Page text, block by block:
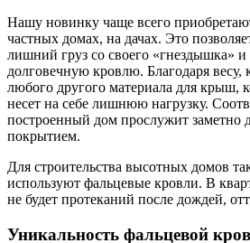
Нашу новинку чаще всего
частных домах, на дачах. Это
лишний груз со своего «гнездышка» и
долговечную кровлю. Благодаря
любого другого материала для крыш,
несет на себе лишнюю нагрузку.
построенный дом прослужит заметно
покрытием.
Для строительства высотных домов
используют фальцевые кровли. В
не будет протеканий после дождей,
Уникальность фальцевой